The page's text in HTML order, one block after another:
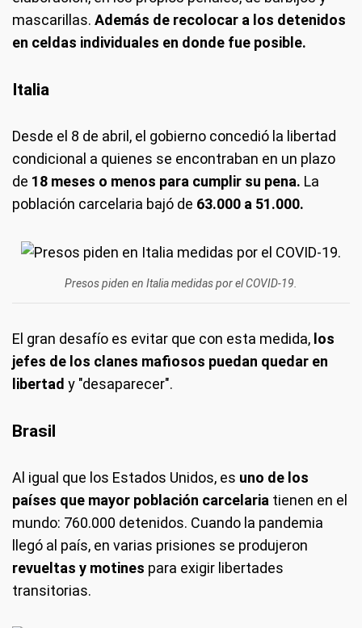
mascarillas. Además de recolocar a los detenidos
en celdas individuales en donde fue posible.
Italia
Desde el 8 de abril, el gobierno concedió la libertad
condicional a quienes se encontraban en un plazo
de 18 meses o menos para cumplir su pena. La
población carcelaria bajó de 63.000 a 51.000.
Presos piden en Italia medidas por el COVID-19.
El gran desafío es evitar que con esta medida, los
jefes de los clanes mafiosos puedan quedar en
libertad y "desaparecer".
Brasil
Al igual que los Estados Unidos, es uno de los
países que mayor población carcelaria tienen en el
mundo: 760.000 detenidos. Cuando la pandemia
llegó al país, en varias prisiones se produjeron
revueltas y motines para exigir libertades
transitorias.